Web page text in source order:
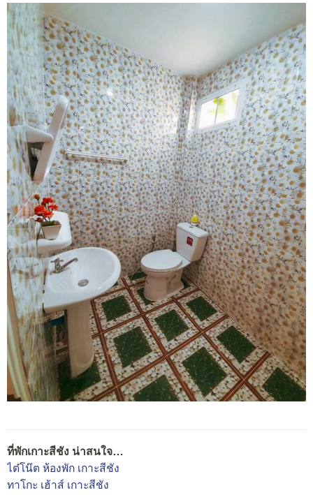
ที่พักเกาะสีชัง น่าสนใจ…
ไต๋โน๊ต ห้องพัก เกาะสีชัง
ทาโกะ เฮ้าส์ เกาะสีชัง